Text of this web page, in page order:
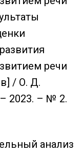
речи
/ О. Д.
2023. – № 2.
анализ